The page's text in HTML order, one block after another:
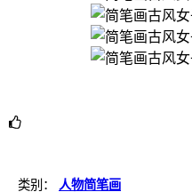
类别： 人物简笔画